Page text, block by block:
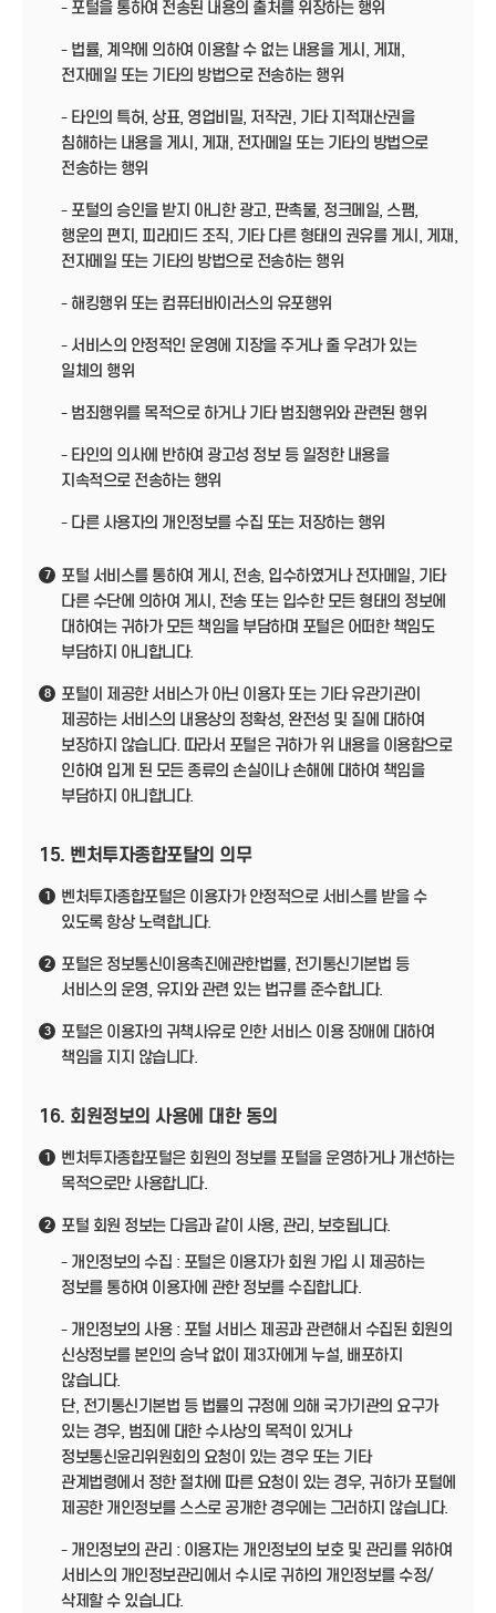
- 포털을 통하여 전송된 내용의 출처를 위장하는 행위
- 법률, 계약에 의하여 이용할 수 없는 내용을 게시, 게재,
전자메일 또는 기타의 방법으로 전송하는 행위
- 타인의 특허, 상표, 영업비밀, 저작권, 기타 지적재산권을
침해하는 내용을 게시, 게재, 전자메일 또는 기타의 방법으로
전송하는 행위
- 포털의 승인을 받지 아니한 광고, 판촉물, 정크메일, 스팸,
행운의 편지, 피라미드 조직, 기타 다른 형태의 권유를 게시, 게재,
전자메일 또는 기타의 방법으로 전송하는 행위
- 해킹행위 또는 컴퓨터바이러스의 유포행위
- 서비스의 안정적인 운영에 지장을 주거나 줄 우려가 있는
일체의 행위
- 범죄행위를 목적으로 하거나 기타 범죄행위와 관련된 행위
- 타인의 의사에 반하여 광고성 정보 등 일정한 내용을
지속적으로 전송하는 행위
- 다른 사용자의 개인정보를 수집 또는 저장하는 행위
7
포털 서비스를 통하여 게시, 전송, 입수하였거나 전자메일, 기타
다른 수단에 의하여 게시, 전송 또는 입수한 모든 형태의 정보에
대하여는 귀하가 모든 책임을 부담하며 포털은 어떠한 책임도
부담하지 아니합니다.
8
포털이 제공한 서비스가 아닌 이용자 또는 기타 유관기관이
제공하는 서비스의 내용상의 정확성, 완전성 및 질에 대하여
보장하지 않습니다. 따라서 포털은 귀하가 위 내용을 이용함으로
인하여 입게 된 모든 종류의 손실이나 손해에 대하여 책임을
부담하지 아니합니다.
15. 벤처투자종합포탈의 의무
1
벤처투자종합포털은 이용자가 안정적으로 서비스를 받을 수
있도록 항상 노력합니다.
2
포털은 정보통신이용촉진에관한법률, 전기통신기본법 등
서비스의 운영, 유지와 관련 있는 법규를 준수합니다.
3
포털은 이용자의 귀책사유로 인한 서비스 이용 장애에 대하여
책임을 지지 않습니다.
16. 회원정보의 사용에 대한 동의
1
벤처투자종합포털은 회원의 정보를 포털을 운영하거나 개선하는
목적으로만 사용합니다.
2
포털 회원 정보는 다음과 같이 사용, 관리, 보호됩니다.
- 개인정보의 수집 : 포털은 이용자가 회원 가입 시 제공하는
정보를 통하여 이용자에 관한 정보를 수집합니다.
- 개인정보의 사용 : 포털 서비스 제공과 관련해서 수집된 회원의
신상정보를 본인의 승낙 없이 제3자에게 누설, 배포하지
않습니다.
단, 전기통신기본법 등 법률의 규정에 의해 국가기관의 요구가
있는 경우, 범죄에 대한 수사상의 목적이 있거나
정보통신윤리위원회의 요청이 있는 경우 또는 기타
관계법령에서 정한 절차에 따른 요청이 있는 경우, 귀하가 포털에
제공한 개인정보를 스스로 공개한 경우에는 그러하지 않습니다.
- 개인정보의 관리 : 이용자는 개인정보의 보호 및 관리를 위하여
서비스의 개인정보관리에서 수시로 귀하의 개인정보를 수정/
삭제할 수 있습니다.